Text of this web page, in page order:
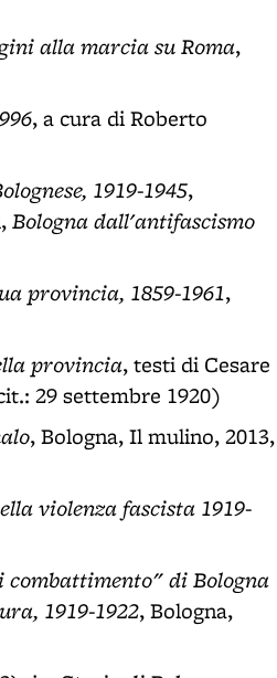
alla marcia su Roma,
, a cura di Roberto
1919-1945,
Bologna dall'antifascismo
provincia, 1859-1961,
provincia, testi di Cesare
29 settembre 1920)
, Bologna, Il mulino, 2013,
violenza fascista 1919-
di Bologna
1919-1922, Bologna,